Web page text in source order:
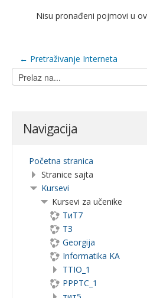
Nisu pronađeni pojmovi u
← Pretraživanje Interneta
Prelaz
na...
Navigacija
Početna stranica
Stranice sajta
Kursevi
Kursevi za učenike
ТиТ7
ТЗ
Georgija
Informatika KA
TTIO_1
PPPTC_1